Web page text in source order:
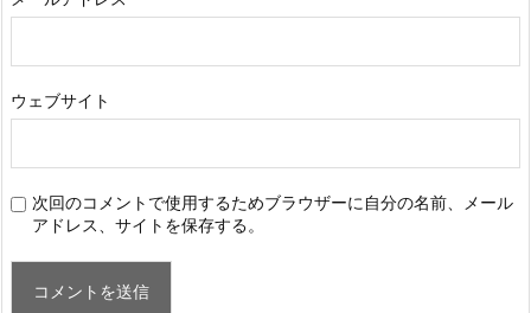
ウェブサイト
次回のコメントで使用するためブラウザーに自分の名前、メール
アドレス、サイトを保存する。